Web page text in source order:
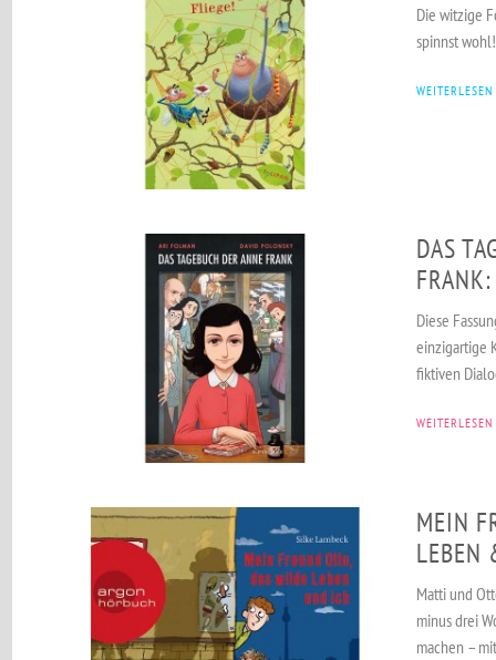
Die witzige
spinnst
WEITERLESEN
DAS
Diese
einzigartige
fiktiven
WEITERLESEN
MEIN
LEBEN
Matti und
minus drei
machen –